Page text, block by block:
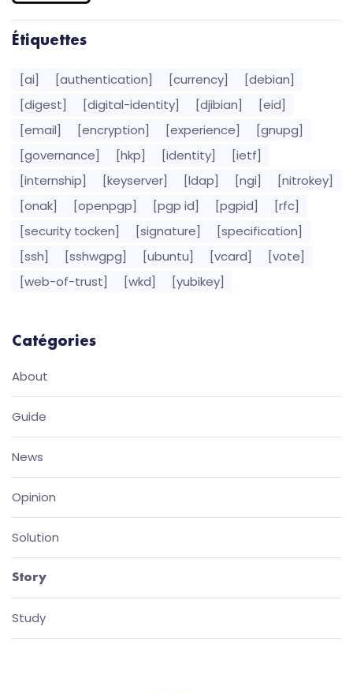
Étiquettes
[ai] [authentication] [currency]
[debian]
[digest]
[digital-identity] [djibian]
[eid]
[email]
[encryption] [experience]
[gnupg]
[governance]
[hkp] [identity]
[ietf]
[internship]
[keyserver] [ldap] [ngi]
[nitrokey]
[onak]
[openpgp] [pgp id] [pgpid]
[rfc]
[security tocken]
[signature]
[specification]
[ssh]
[sshwgpg] [ubuntu] [vcard]
[vote]
[web-of-trust]
[wkd] [yubikey]
Catégories
About
Guide
News
Opinion
Solution
Story
Study